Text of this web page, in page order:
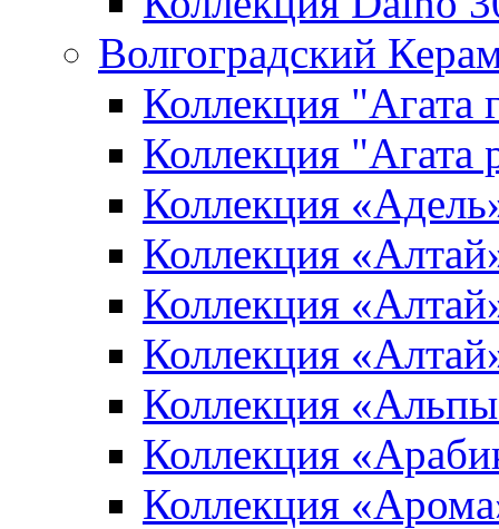
Волгоградский
Коллекция "Агата
Коллекция "Агата
Коллекция
Коллекция
Коллекция
Коллекция
Коллекция
Коллекция
Коллекция